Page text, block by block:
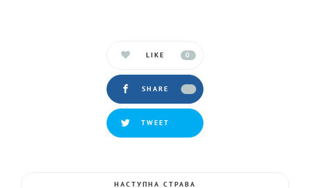
LIKE 0
SHARE
TWEET
НАСТУПНА СТРАВА